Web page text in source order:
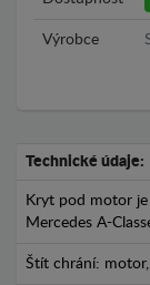
Výrobce
Technické údaje:
Kryt pod motor
Mercedes A-
Štít chrání: